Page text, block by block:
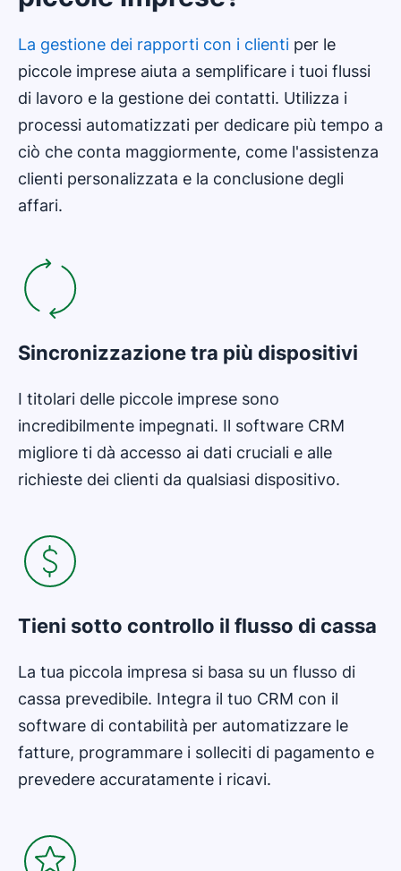
La gestione dei rapporti con i clienti per le
piccole imprese aiuta a semplificare i tuoi flussi
di lavoro e la gestione dei contatti. Utilizza i
processi automatizzati per dedicare più tempo a
ciò che conta maggiormente, come l'assistenza
clienti personalizzata e la conclusione degli
affari.
Sincronizzazione tra più dispositivi
I titolari delle piccole imprese sono
incredibilmente impegnati. Il software CRM
migliore ti dà accesso ai dati cruciali e alle
richieste dei clienti da qualsiasi dispositivo.
Tieni sotto controllo il flusso di cassa
La tua piccola impresa si basa su un flusso di
cassa prevedibile. Integra il tuo CRM con il
software di contabilità per automatizzare le
fatture, programmare i solleciti di pagamento e
prevedere accuratamente i ricavi.